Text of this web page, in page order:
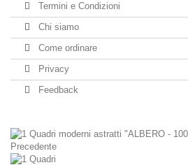
Termini e Condizioni
Chi siamo
Come ordinare
Privacy
Feedback
Precedente